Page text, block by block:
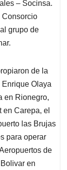
– Socinsa.
Consorcio
grupo de
de la
Olaya
en Rionegro,
Carepa, el
las Brujas
para operar
de
en